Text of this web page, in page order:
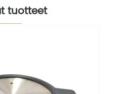
tuotteet